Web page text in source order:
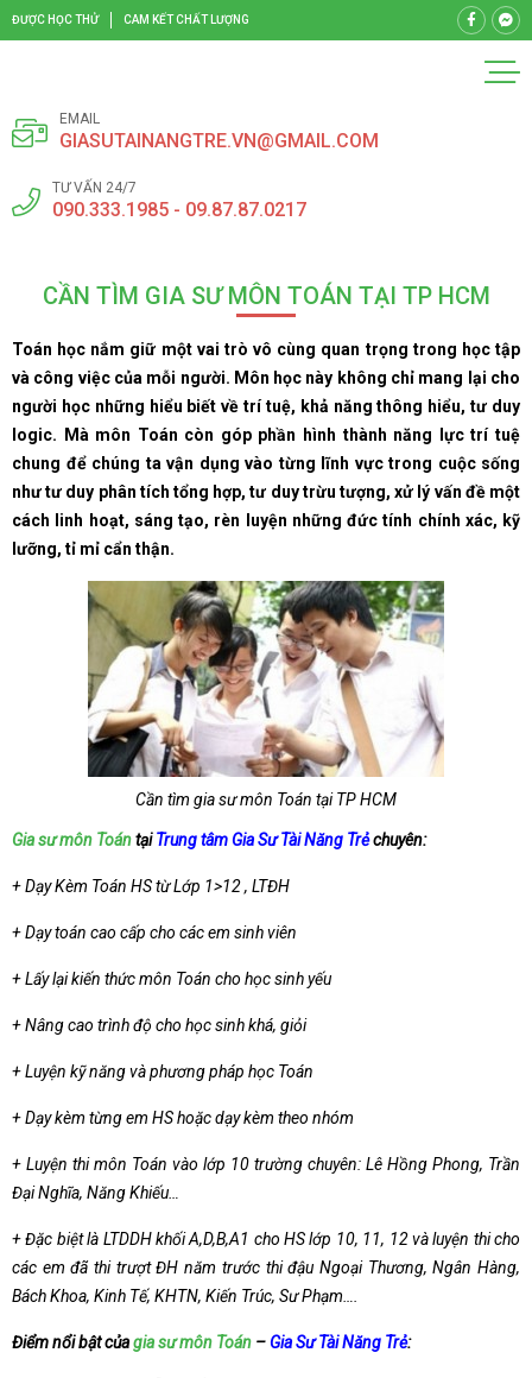
ĐƯỢC HỌC THỬ CAM KẾT CHẤT LƯỢNG
EMAIL
GIASUTAINANGTRE.VN@GMAIL.COM
TƯ VẤN 24/7
090.333.1985 - 09.87.87.0217
CẦN TÌM GIA SƯ MÔN TOÁN TẠI TP HCM
Toán học nắm giữ một vai trò vô cùng quan trọng trong học tập
và công việc của mỗi người. Môn học này không chỉ mang lại cho
người học những hiểu biết về trí tuệ, khả năng thông hiểu, tư duy
logic. Mà môn Toán còn góp phần hình thành năng lực trí tuệ
chung để chúng ta vận dụng vào từng lĩnh vực trong cuộc sống
như tư duy phân tích tổng hợp, tư duy trừu tượng, xử lý vấn đề một
cách linh hoạt, sáng tạo, rèn luyện những đức tính chính xác, kỹ
lưỡng, tỉ mỉ cẩn thận.
Cần tìm gia sư môn Toán tại TP HCM
Gia sư môn ToántạiTrung tâm Gia Sư Tài Năng Trẻchuyên:
+ Dạy Kèm Toán HS từ Lớp 1>12 , LTĐH
+ Dạy toán cao cấp cho các em sinh viên
+ Lấy lại kiến thức môn Toán cho học sinh yếu
+ Nâng cao trình độ cho học sinh khá, giỏi
+ Luyện kỹ năng và phương pháp học Toán
+ Dạy kèm từng em HS hoặc dạy kèm theo nhóm
+ Luyện thi môn Toán vào lớp 10 trường chuyên: Lê Hồng Phong, Trần
Đại Nghĩa, Năng Khiếu…
+ Đặc biệt là LTDDH khối A,D,B,A1 cho HS lớp 10, 11, 12 và luyện thi cho
các em đã thi trượt ĐH năm trước thi đậu Ngoại Thương, Ngân Hàng,
Bách Khoa, Kinh Tế, KHTN, Kiến Trúc, Sư Phạm….
Điểm nổi bật củagia sư môn Toán – Gia Sư Tài Năng Trẻ: